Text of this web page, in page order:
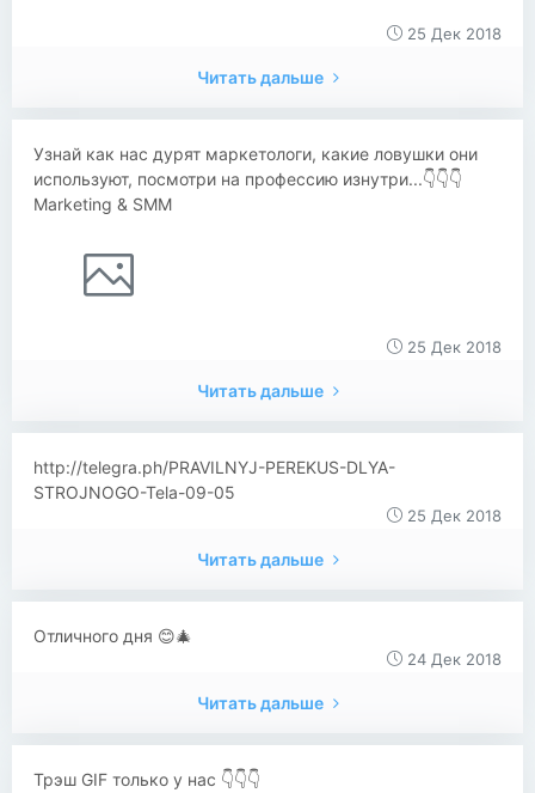
25 Дек 2018
Читать дальше
Узнай как нас дурят маркетологи, какие ловушки они
используют, посмотри на профессию изнутри...👇👇👇
Marketing & SMM
25 Дек 2018
Читать дальше
http://telegra.ph/PRAVILNYJ-PEREKUS-DLYA-
STROJNOGO-Tela-09-05
25 Дек 2018
Читать дальше
Отличного дня 😊🎄
24 Дек 2018
Читать дальше
Трэш GIF только у нас 👇👇👇